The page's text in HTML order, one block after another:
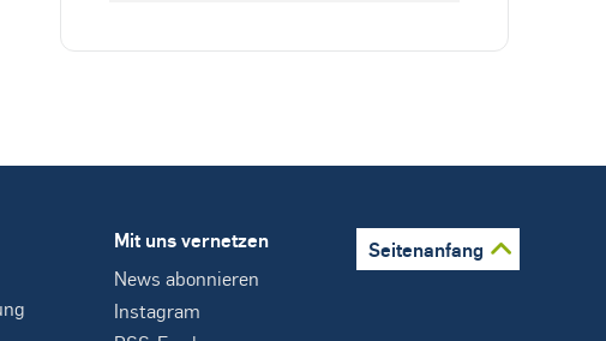
Mit uns vernetzen
News abonnieren
Instagram
Seitenanfang